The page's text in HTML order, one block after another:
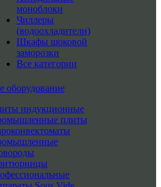
моноблоки
Чиллеры
(водоохладители)
Шкафы шоковой
заморозки
Все категории
оборудование
индукционные
плиты